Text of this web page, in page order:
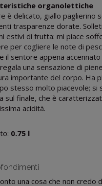
organolettiche
è delicato, giallo paglierino
trasparenze dorate.
estivi di frutta: mi piace
per cogliere le note di
il sentore appena accennato
una sensazione di
importante del corpo. Ha
stesso molto piacevole; si
sul finale, che è
acidità.
0.75 l
una cosa che non credo